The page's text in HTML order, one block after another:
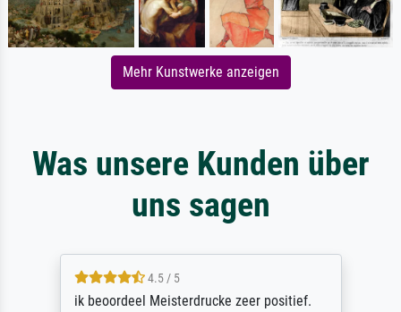
Mehr Kunstwerke anzeigen
Was unsere Kunden über
uns sagen
4.5 / 5
ik beoordeel Meisterdrucke zeer positief.